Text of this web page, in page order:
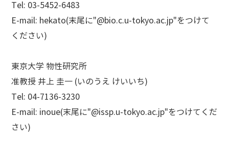
Tel: 03-5452-6483
E-mail: hekato(末尾に"@bio.c.u-tokyo.ac.jp"をつけて
ください)
東京大学 物性研究所
准教授 井上 圭一 (いのうえ けいいち)
Tel: 04-7136-3230
E-mail: inoue(末尾に"@issp.u-tokyo.ac.jp"をつけてくだ
さい)